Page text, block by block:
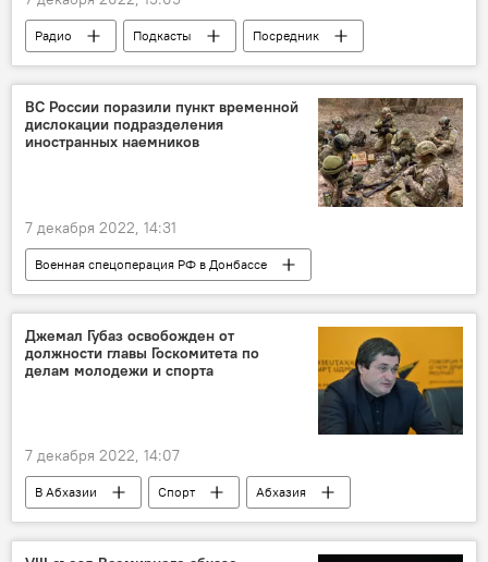
Радио Подкасты
Посредник
Абхазия
туризм
ВС России поразили пункт временной
дислокации подразделения
иностранных наемников
7 декабря 2022, 14:31
Военная спецоперация РФ в Донбассе
Министерство обороны РФ
Россия
Джемал Губаз освобожден от
должности главы Госкомитета по
делам молодежи и спорта
7 декабря 2022, 14:07
В Абхазии Спорт Абхазия